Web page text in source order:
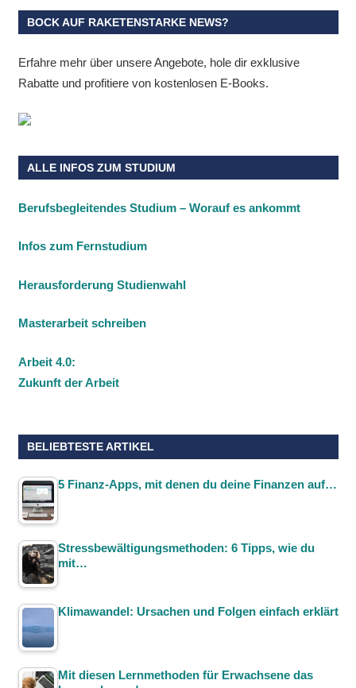
BOCK AUF RAKETENSTARKE NEWS?
Erfahre mehr über unsere Angebote, hole dir exklusive
Rabatte und profitiere von kostenlosen E-Books.
ALLE INFOS ZUM STUDIUM
Berufsbegleitendes Studium – Worauf es ankommt
Infos zum Fernstudium
Herausforderung Studienwahl
Masterarbeit schreiben
Arbeit 4.0:
Zukunft der Arbeit
BELIEBTESTE ARTIKEL
5 Finanz-Apps, mit denen du deine Finanzen auf…
Stressbewältigungsmethoden: 6 Tipps, wie du
mit…
Klimawandel: Ursachen und Folgen einfach erklärt
Mit diesen Lernmethoden für Erwachsene das